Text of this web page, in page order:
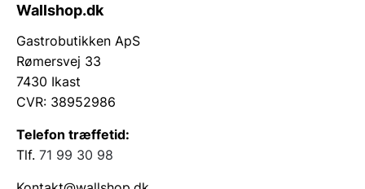
Wallshop.dk
Gastrobutikken ApS
Rømersvej 33
7430 Ikast
CVR: 38952986
Telefon træffetid:
Tlf. 71 99 30 98